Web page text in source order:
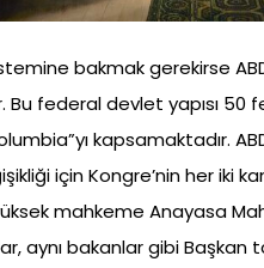
bakmak gerekirse
Bu federal devlet yapısı 50
kapsamaktadır.
için Kongre’nin her iki
mahkeme Anayasa
aynı bakanlar gibi